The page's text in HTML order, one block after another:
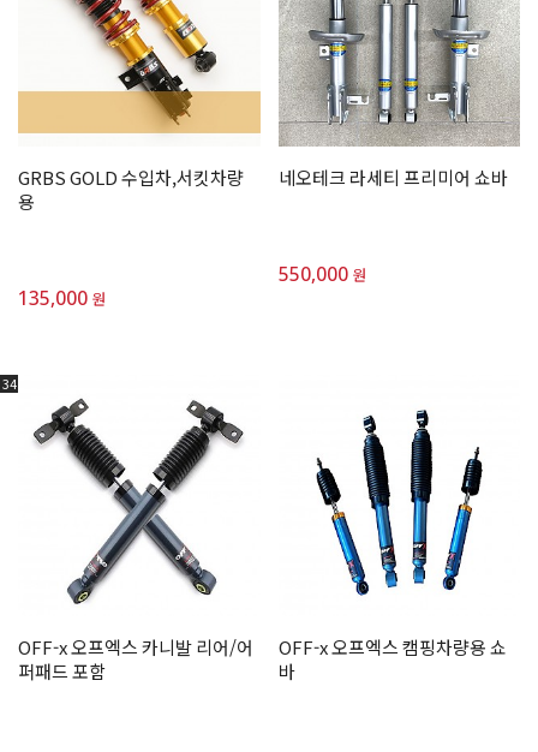
GRBS GOLD 수입차,서킷차량
용
135,000 원
네오테크 라세티 프리미어 쇼바
550,000 원
34
OFF-x 오프엑스 카니발 리어/어
퍼패드 포함
OFF-x 오프엑스 캠핑차량용 쇼
바